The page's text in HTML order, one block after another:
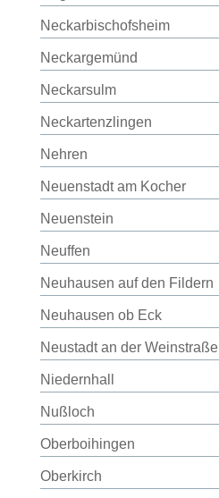
Neckarbischofsheim
Neckargemünd
Neckarsulm
Neckartenzlingen
Nehren
Neuenstadt am Kocher
Neuenstein
Neuffen
Neuhausen auf den Fildern
Neuhausen ob Eck
Neustadt an der Weinstraße
Niedernhall
Nußloch
Oberboihingen
Oberkirch